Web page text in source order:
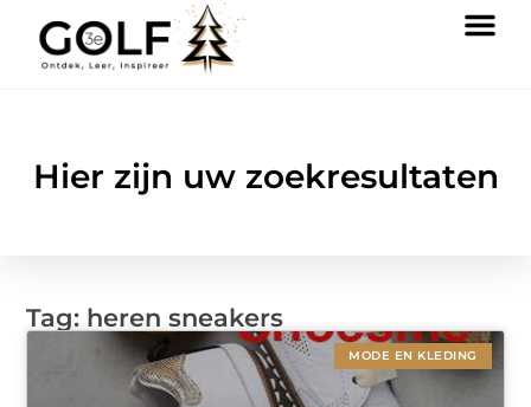
Hier zijn uw zoekresultaten
Tag: heren sneakers
MODE EN KLEDING